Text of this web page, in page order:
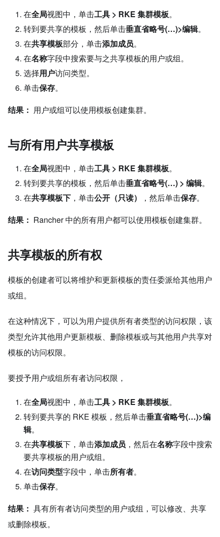
在全局视图中，单击工具 > RKE 集群模板。
转到要共享的模板，然后单击垂直省略号(…)>编辑。
在共享模板部分，单击添加成员。
在名称字段中搜索要与之共享模板的用户或组。
选择用户访问类型。
单击保存。
结果： 用户或组可以使用模板创建集群。
与所有用户共享模板
在全局视图中，单击工具 > RKE 集群模板。
转到要共享的模板，然后单击垂直省略号(…) > 编辑。
在共享模板下 ，单击公开（只读） ，然后单击保存。
结果： Rancher 中的所有用户都可以使用模板创建集群。
共享模板的所有权
模板的创建者可以将维护和更新模板的责任委派给其他用户
或组。
在这种情况下，可以为用户提供所有者类型的访问权限，该
类型允许其他用户更新模板、删除模板或与其他用户共享对
模板的访问权限。
要授予用户或组所有者访问权限，
在全局视图中，单击工具 > RKE 集群模板。
转到要共享的 RKE 模板，然后单击垂直省略号(…)>编
辑。
在共享模板下，单击添加成员 ，然后在名称字段中搜索
要共享模板的用户或组。
在访问类型字段中，单击所有者。
单击保存。
结果： 具有所有者访问类型的用户或组，可以修改、共享
或删除模板。